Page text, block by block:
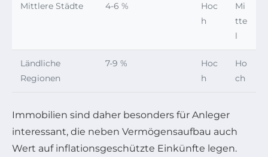
Mittlere Städte 4-6 %
Hoc
h
Mi
tte
l
Ländliche
Regionen
7-9 %
Hoc
h
Ho
ch
Immobilien sind daher besonders für Anleger
interessant, die neben Vermögensaufbau auch
Wert auf inflationsgeschützte Einkünfte legen.